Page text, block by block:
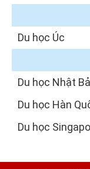
Du học Úc
Du học Nhật
Du học Hàn
Du học